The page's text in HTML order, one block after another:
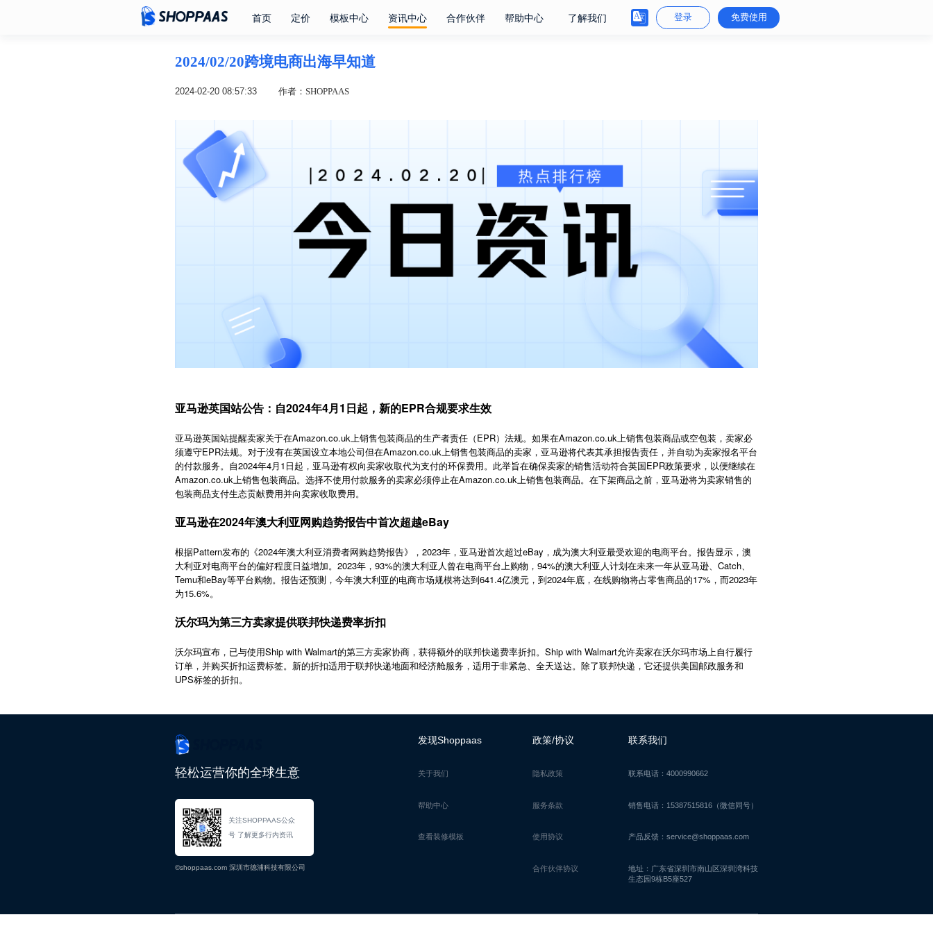
首页 定价 模板中心 资讯中心 合作伙伴 帮助中心 了解我们 登录 免费使用
2024/02/20跨境电商出海早知道
2024-02-20 08:57:33 作者：SHOPPAAS
亚马逊英国站公告：自2024年4月1日起，新的EPR合规要求生效
亚马逊英国站提醒卖家关于在Amazon.co.uk上销售包装商品的生产者责任（EPR）法规。如果在Amazon.co.uk上销售包装商品或空包装，卖家必
须遵守EPR法规。对于没有在英国设立本地公司但在Amazon.co.uk上销售包装商品的卖家，亚马逊将代表其承担报告责任，并自动为卖家报名平台
的付款服务。自2024年4月1日起，亚马逊有权向卖家收取代为支付的环保费用。此举旨在确保卖家的销售活动符合英国EPR政策要求，以便继续在
Amazon.co.uk上销售包装商品。选择不使用付款服务的卖家必须停止在Amazon.co.uk上销售包装商品。在下架商品之前，亚马逊将为卖家销售的
包装商品支付生态贡献费用并向卖家收取费用。
亚马逊在2024年澳大利亚网购趋势报告中首次超越eBay
根据Pattern发布的《2024年澳大利亚消费者网购趋势报告》，2023年，亚马逊首次超过eBay，成为澳大利亚最受欢迎的电商平台。报告显示，澳
大利亚对电商平台的偏好程度日益增加。2023年，93%的澳大利亚人曾在电商平台上购物，94%的澳大利亚人计划在未来一年从亚马逊、Catch、
Temu和eBay等平台购物。报告还预测，今年澳大利亚的电商市场规模将达到641.4亿澳元，到2024年底，在线购物将占零售商品的17%，而2023年
为15.6%。
沃尔玛为第三方卖家提供联邦快递费率折扣
沃尔玛宣布，已与使用Ship with Walmart的第三方卖家协商，获得额外的联邦快递费率折扣。Ship with Walmart允许卖家在沃尔玛市场上自行履行
订单，并购买折扣运费标签。新的折扣适用于联邦快递地面和经济舱服务，适用于非紧急、全天送达。除了联邦快递，它还提供美国邮政服务和
UPS标签的折扣。
轻松运营你的全球生意
关注SHOPPAAS公众
号 了解更多行内资讯
©shoppaas.com 深圳市德浦科技有限公司
发现Shoppaas
关于我们
帮助中心
查看装修模板
政策/协议
隐私政策
服务条款
使用协议
合作伙伴协议
联系我们
联系电话：4000990662
销售电话：15387515816（微信同号）
产品反馈：service@shoppaas.com
地址：广东省深圳市南山区深圳湾科技
生态园9栋B5座527